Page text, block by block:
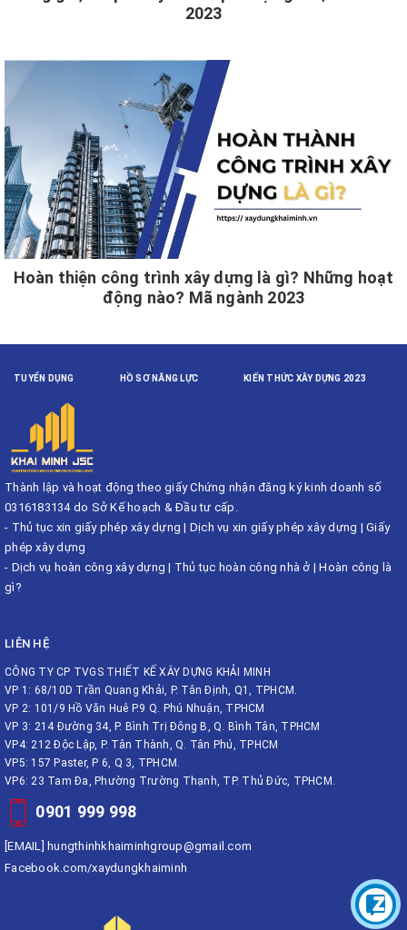
2023
Hoàn thiện công trình xây dựng là gì? Những hoạt
động nào? Mã ngành 2023
TUYỂN DỤNG HỒ SƠ NĂNG LỰC KIẾN THỨC XÂY DỰNG 2023
Thành lập và hoạt động theo giấy Chứng nhận đăng ký kinh doanh số
0316183134 do Sở Kế hoạch & Đầu tư cấp.
- Thủ tục xin giấy phép xây dựng | Dịch vụ xin giấy phép xây dựng | Giấy
phép xây dựng
- Dịch vụ hoàn công xây dựng | Thủ tục hoàn công nhà ở |Hoàn công là
gì?
LIÊN HỆ
CÔNG TY CP TVGS THIẾT KẾ XÂY DỰNG KHẢI MINH
VP 1: 68/10D Trần Quang Khải, P. Tân Định, Q1, TPHCM.
VP 2: 101/9 Hồ Văn Huê P.9 Q. Phú Nhuận, TPHCM
VP 3: 214 Đường 34, P. Bình Trị Đông B, Q. Bình Tân, TPHCM
VP4: 212 Độc Lập, P. Tân Thành, Q. Tân Phú, TPHCM
VP5: 157 Paster, P 6, Q 3, TPHCM.
VP6: 23 Tam Đa, Phường Trường Thạnh, TP. Thủ Đức, TPHCM.
0901 999 998
[EMAIL]
hungthinhkhaiminhgroup@gmail.com
Facebook.com/xaydungkhaiminh